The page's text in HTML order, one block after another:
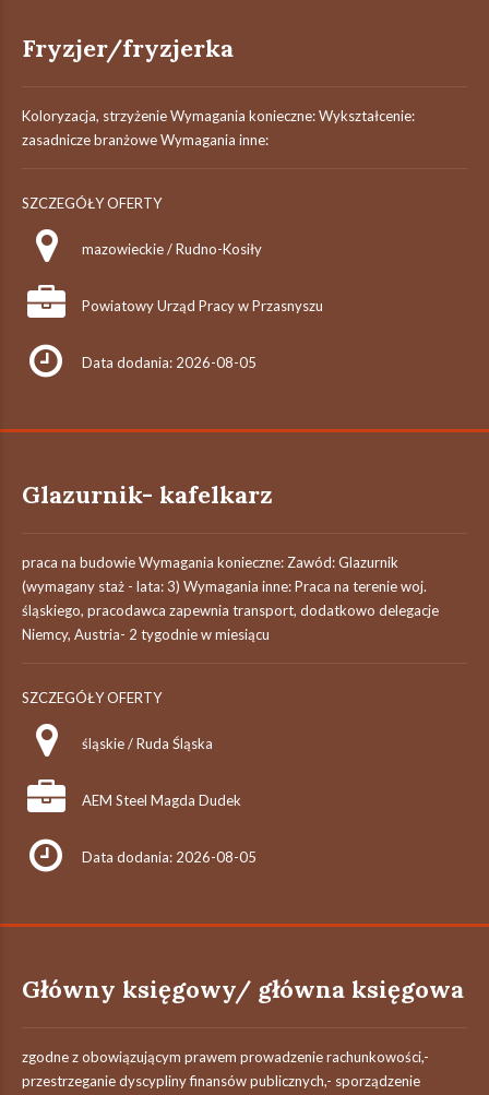
Fryzjer/fryzjerka
Koloryzacja, strzyżenie Wymagania konieczne: Wykształcenie:
zasadnicze branżowe Wymagania inne:
SZCZEGÓŁY OFERTY
mazowieckie / Rudno-Kosiły
Powiatowy Urząd Pracy w Przasnyszu
Data dodania: 2026-08-05
Glazurnik- kafelkarz
praca na budowie Wymagania konieczne: Zawód: Glazurnik
(wymagany staż - lata: 3) Wymagania inne: Praca na terenie woj.
śląskiego, pracodawca zapewnia transport, dodatkowo delegacje
Niemcy, Austria- 2 tygodnie w miesiącu
SZCZEGÓŁY OFERTY
śląskie / Ruda Śląska
AEM Steel Magda Dudek
Data dodania: 2026-08-05
Główny księgowy/ główna księgowa
zgodne z obowiązującym prawem prowadzenie rachunkowości,-
przestrzeganie dyscypliny finansów publicznych,- sporządzenie